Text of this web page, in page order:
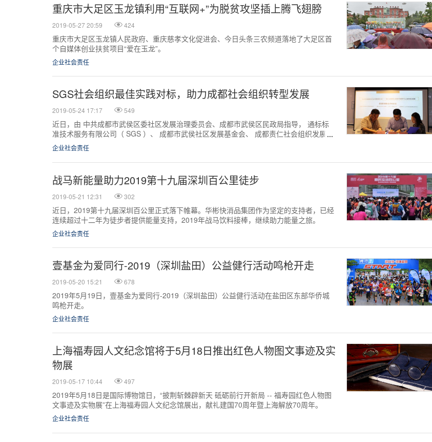
重庆市大足区玉龙镇利用“互联网+”为脱贫攻坚插上腾飞翅膀
2019-05-27 20:59 424
重庆市大足区玉龙镇人民政府、重庆慈孝文化促进会、今日头条三农频道落地了大足区首
个自媒体创业扶贫项目“爱在玉龙”。
企业社会责任
SGS社会组织最佳实践对标，助力成都社会组织转型发展
2019-05-24 17:17 549
近日，由 中共成都市武侯区委社区发展治理委员会、成都市武侯区民政局指导， 通标标
准技术服务有限公司（ SGS ）、 成都市武侯社区发展基金会、 成都责仁社会组织发展促
进中心联合主办的SGS社会组织认证审核研讨会在成都召开。
企业社会责任
战马新能量助力2019第十九届深圳百公里徒步
2019-05-21 12:31 302
近日，2019第十九届深圳百公里正式落下帷幕。华彬快消品集团作为坚定的支持者，已经
连续超过十二年为徒步者提供能量支持，2019年战马饮料接棒，继续助力能量之旅。
企业社会责任
壹基金为爱同行-2019（深圳盐田）公益健行活动鸣枪开走
2019-05-20 15:21 678
2019年5月19日，壹基金为爱同行-2019（深圳盐田）公益健行活动在盐田区东部华侨城
鸣枪开走。
企业社会责任
上海福寿园人文纪念馆将于5月18日推出红色人物图文事迹及实
物展
2019-05-17 10:44 497
2019年5月18日是国际博物馆日，“披荆斩棘辟新天 砥砺前行开新局 -- 福寿园红色人物图
文事迹及实物展”在上海福寿园人文纪念馆展出，献礼建国70周年暨上海解放70周年。
企业社会责任